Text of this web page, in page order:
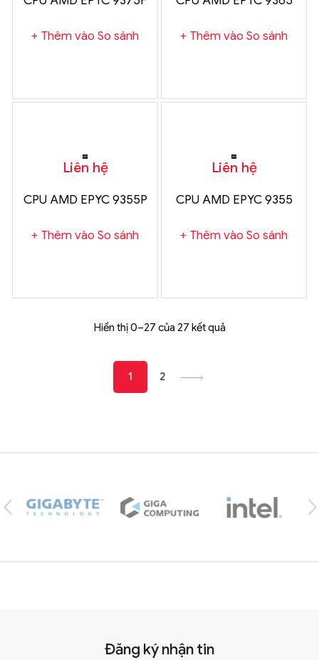
Thêm vào So sánh Thêm vào So sánh
Liên hệ
CPU AMD EPYC 9355P
Thêm vào So sánh
Liên hệ
CPU AMD EPYC 9355
Thêm vào So sánh
Hiển thị 0–27 của 27 kết quả
1 2
Đăng ký nhận tin